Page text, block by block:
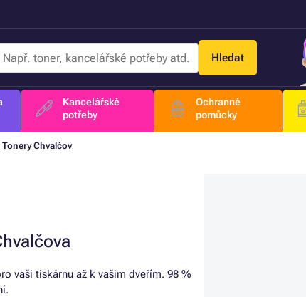
Hledat
Kancelářské
potřeby
Ochranné
pomůcky
Tonery Chvalčov
vaši tiskárnu až k vašim dveřím. 98 %